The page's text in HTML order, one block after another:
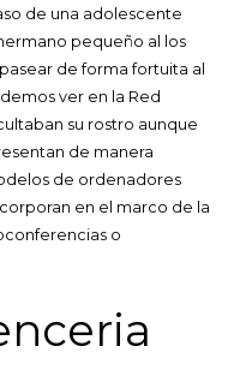
de una adolescente
pequeño al los
de forma fortuita al
ver en la Red
su rostro aunque
de manera
de ordenadores
en el marco de la
o